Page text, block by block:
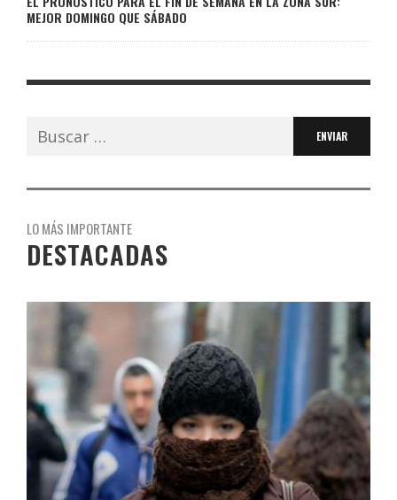
EL PRONÓSTICO PARA EL FIN DE SEMANA EN LA ZONA SUR:
MEJOR DOMINGO QUE SÁBADO
Buscar:
LO MÁS IMPORTANTE
DESTACADAS